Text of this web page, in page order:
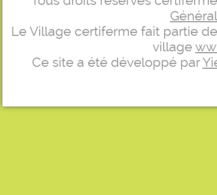
Le Village certiferme fait partie
village
Ce site a été développé par